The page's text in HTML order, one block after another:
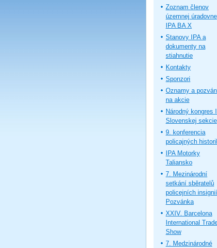
Zoznam členov
územnej úradovne
IPA BA X
Stanovy IPA a
dokumenty na
stiahnutie
Kontakty
Sponzori
Oznamy a
na akcie
Národný kongres
Slovenskej sekcie
9. konferencia
policajných
IPA Motorky
Taliansko
7. Mezinárodní
setkání sběratelů
policejních
Pozvánka
XXIV. Barcelona
International
Show
7. Medzinárodné